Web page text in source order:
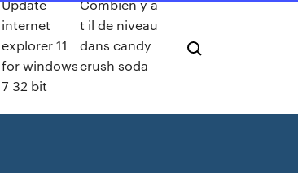
Update
internet
explorer 11
for windows
7 32 bit
Combien y a
t il de niveau
dans candy
crush soda